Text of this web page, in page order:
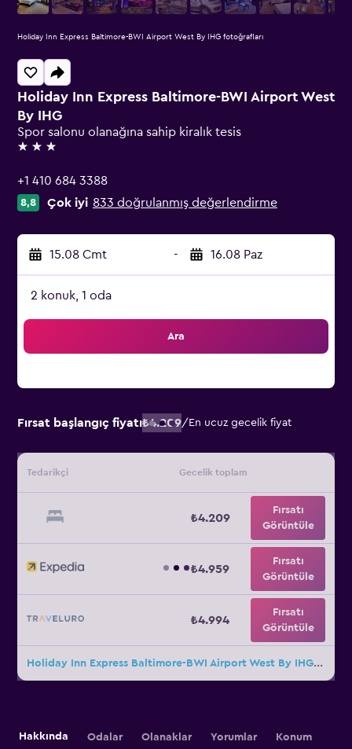
Holiday Inn Express Baltimore-BWI Airport West
By IHG
Spor salonu olanağına sahip kiralık tesis
3 yıldız
+1 410 684 3388
8,8 Çok iyi 833 doğrulanmış değerlendirme
15.08 Cmt - 16.08 Paz
2 konuk, 1 oda
Ara
Fırsat başlangıç fiyatı₺4.209/ En ucuz gecelik fiyat
Tedarikçi Gecelik toplam
₺4.209
Fırsatı
Görüntüle
₺4.959
Fırsatı
Görüntüle
₺4.994
Fırsatı
Görüntüle
Holiday Inn Express Baltimore-BWI Airport West By IHG için diğer 30fırsat
Holiday Inn Express Baltimore-BWI Airport West By IHG fotoğrafları
Hakkında Odalar Olanaklar Yorumlar Konum